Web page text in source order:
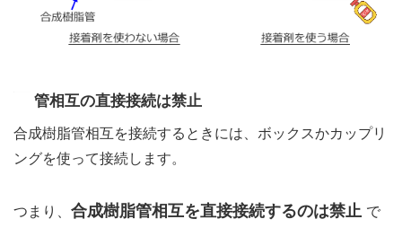
管相互の直接接続は禁止
合成樹脂管相互を接続するときには、ボックスかカップリ
ングを使って接続します。
つまり、 合成樹脂管相互を直接接続するのは禁止 で